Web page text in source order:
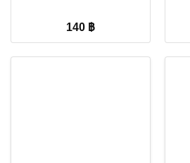
140 ฿